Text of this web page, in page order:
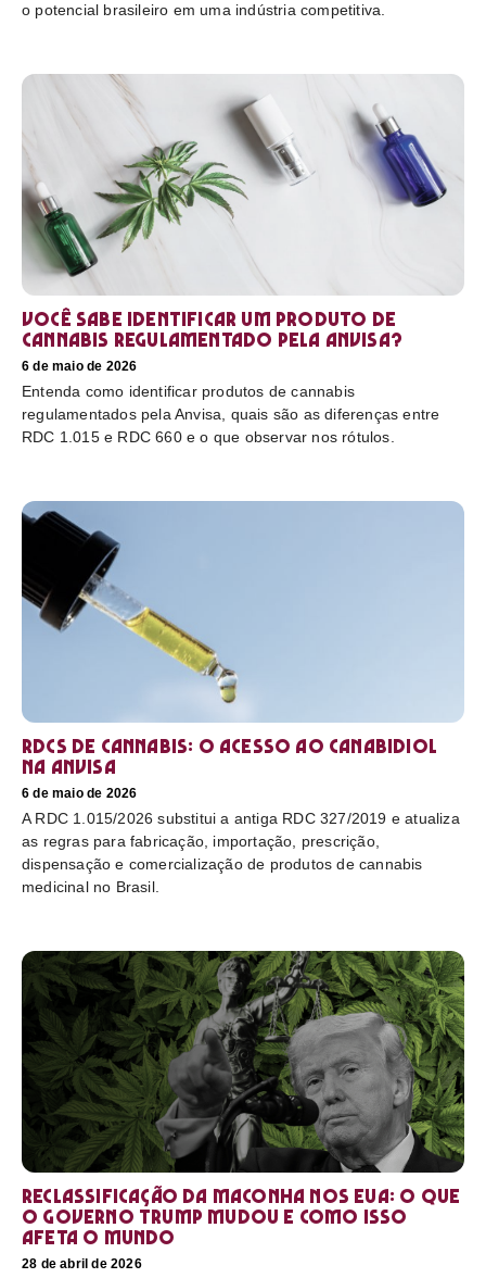
o potencial brasileiro em uma indústria competitiva.
Você sabe identificar um produto de
cannabis regulamentado pela Anvisa?
6 de maio de 2026
Entenda como identificar produtos de cannabis
regulamentados pela Anvisa, quais são as diferenças entre
RDC 1.015 e RDC 660 e o que observar nos rótulos.
RDCs de cannabis: o acesso ao canabidiol
na Anvisa
6 de maio de 2026
A RDC 1.015/2026 substitui a antiga RDC 327/2019 e atualiza
as regras para fabricação, importação, prescrição,
dispensação e comercialização de produtos de cannabis
medicinal no Brasil.
Reclassificação da maconha nos EUA: o que
o governo Trump mudou e como isso
afeta o mundo
28 de abril de 2026